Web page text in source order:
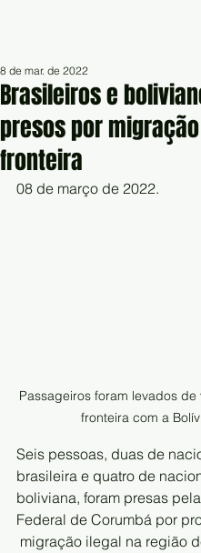
Brasileiros e
presos por
fronteira
8 de mar. de 2022
08 de março de 2022.
Passageiros foram levados
fronteira com a
Seis pessoas, duas de
brasileira e quatro de
boliviana, foram presas
Federal de Corumbá por
migração ilegal na região